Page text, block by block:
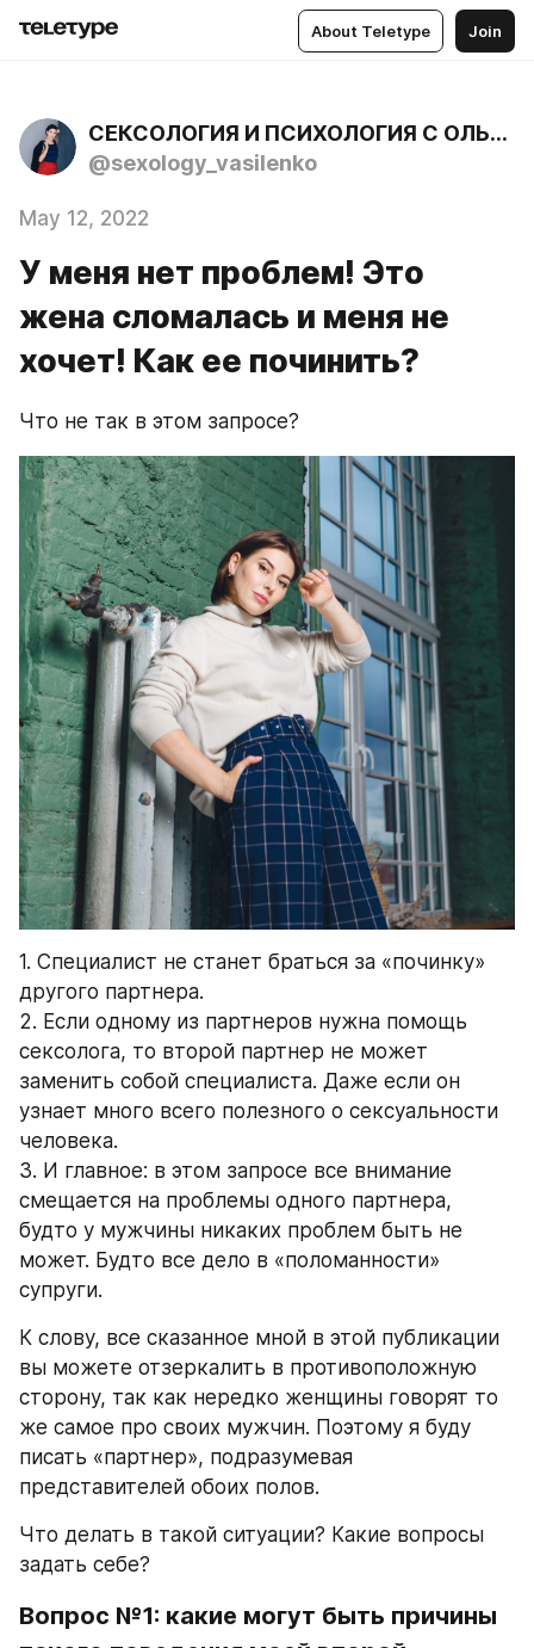
About Teletype Join
СЕКСОЛОГИЯ И ПСИХОЛОГИЯ С ОЛЬГОЙ ВАСИЛЕНКО
@sexology_vasilenko
May 12, 2022
У меня нет проблем! Это
жена сломалась и меня не
хочет! Как ее починить?
Что не так в этом запросе?
1. Специалист не станет браться за «починку»
другого партнера.
2. Если одному из партнеров нужна помощь
сексолога, то второй партнер не может
заменить собой специалиста. Даже если он
узнает много всего полезного о сексуальности
человека.
3. И главное: в этом запросе все внимание
смещается на проблемы одного партнера,
будто у мужчины никаких проблем быть не
может. Будто все дело в «поломанности»
супруги.
К слову, все сказанное мной в этой публикации
вы можете отзеркалить в противоположную
сторону, так как нередко женщины говорят то
же самое про своих мужчин. Поэтому я буду
писать «партнер», подразумевая
представителей обоих полов.
Что делать в такой ситуации? Какие вопросы
задать себе?
Вопрос №1: какие могут быть причины